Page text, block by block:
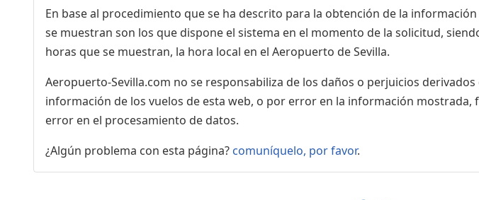
En base al procedimiento que se ha descrito para la obtención de la
se muestran son los que dispone el sistema en el momento de la solicitud,
horas que se muestran, la hora local en el Aeropuerto de Sevilla.
Aeropuerto-Sevilla.com no se responsabiliza de los daños o perjuicios
información de los vuelos de esta web, o por error en la información
error en el procesamiento de datos.
¿Algún problema con esta página? comuníquelo, por favor.